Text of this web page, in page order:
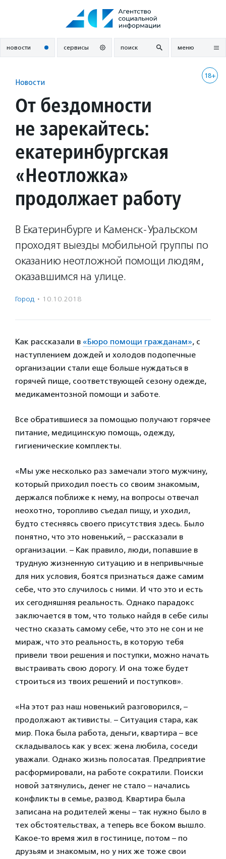
новости сервисы поиск меню
18+
Новости
От бездомности
не зарекайтесь:
екатеринбургская
«Неотложка»
продолжает работу
В Екатеринбурге и Каменск-Уральском
проходят выезды мобильной группы по
оказанию неотложной помощи людям,
оказавшимся на улице.
Город · 10.10.2018
Как рассказали в «Бюро помощи гражданам», с
наступлением дождей и холодов подопечные
организации стали еще больше нуждаться в
горячей пище, соответствующей сезону одежде,
медикаментозной помощи и заботе.
Все обратившиеся за помощью получают горячее
питание, медицинскую помощь, одежду,
гигиенические комплекты.
«Мы уже несколько раз замечали этого мужчину,
который приходил поесть со своим знакомым,
держался поближе к нему, на вопросы отвечал
неохотно, торопливо съедал пищу, и уходил,
будто стесняясь своего присутствия здесь. Было
понятно, что это новенький, – рассказали в
организации. – Как правило, люди, попавшие в
трудную жизненную ситуацию и в непривычные
для них условия, боятся признаться даже самим
себе, что это случилось с ними. И что это и есть
их сегодняшняя реальность. Однако парадокс
заключается в том, что только найдя в себе силы
честно сказать самому себе, что это не сон и не
мираж, что это реальность, в которую тебя
привели твои решения и поступки, можно начать
выстраивать свою дорогу. И она тоже будет
строиться из твоих решений и поступков».
«На этот раз наш новенький разговорился, –
продолжают активисты. – Ситуация стара, как
мир. Пока была работа, деньги, квартира – все
складывалось как у всех: жена любила, соседи
уважали. Однако жизнь полосатая. Предприятие
расформировали, на работе сократили. Поиски
новой затянулись, денег не стало – начались
конфликты в семье, развод. Квартира была
записана на родителей жены – так нужно было в
тех обстоятельствах, а теперь все боком вышло.
Какое-то время жил в гостинице, потом – по
друзьям и знакомым, но у них же тоже свои